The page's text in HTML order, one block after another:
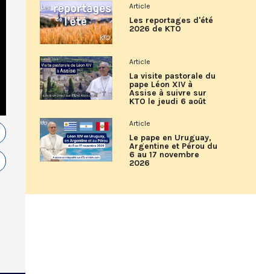
Article
Les reportages d'été
2026 de KTO
Article
La visite pastorale du
pape Léon XIV à
Assise à suivre sur
KTO le jeudi 6 août
Article
Le pape en Uruguay,
Argentine et Pérou du
6 au 17 novembre
2026